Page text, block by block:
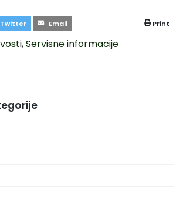
Twitter Email Print
,Servisne informacije